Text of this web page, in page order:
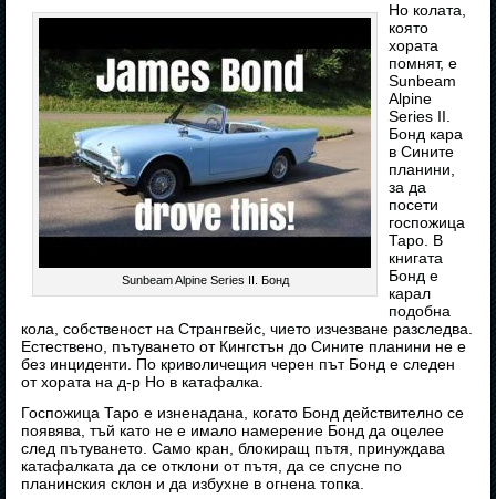
Sunbeam Alpine Series II. Бонд
Но колата,
която
хората
помнят, е
Sunbeam
Alpine
Series II.
Бонд кара
в Сините
планини,
за да
посети
госпожица
Таро. В
книгата
Бонд е
карал
подобна
кола, собственост на Странгвейс, чието изчезване разследва.
Естествено, пътуването от Кингстън до Сините планини не е
без инциденти. По криволичещия черен път Бонд е следен
от хората на д-р Но в катафалка.
Госпожица Таро е изненадана, когато Бонд действително се
появява, тъй като не е имало намерение Бонд да оцелее
след пътуването. Само кран, блокиращ пътя, принуждава
катафалката да се отклони от пътя, да се спусне по
планинския склон и да избухне в огнена топка.